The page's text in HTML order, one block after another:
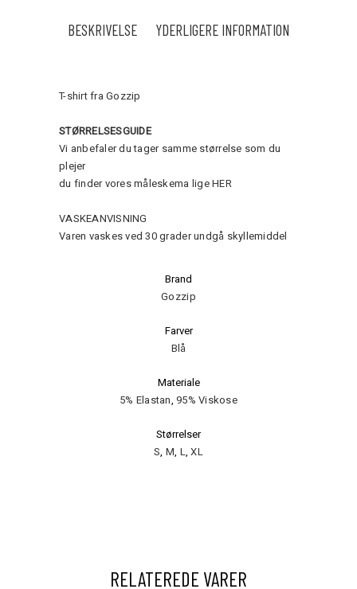
BESKRIVELSE YDERLIGERE INFORMATION
T-shirt fra Gozzip
STØRRELSESGUIDE
Vi anbefaler du tager samme størrelse som du
plejer
du finder vores måleskema ligeHER
VASKEANVISNING
Varen vaskes ved 30 grader undgå skyllemiddel
Brand
Gozzip
Farver
Blå
Materiale
5% Elastan,95% Viskose
Størrelser
S, M, L,XL
RELATEREDE VARER